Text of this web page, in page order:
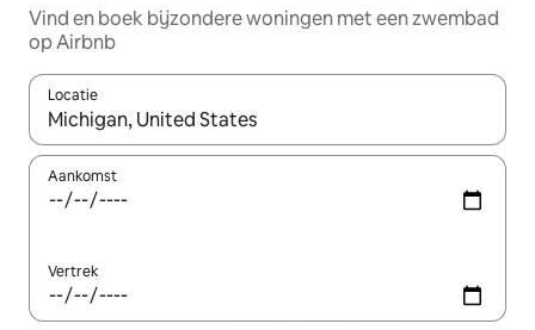
Vind en boek bijzondere woningen met een zwembad
op Airbnb
Locatie
Wanneer er suggesties beschikbaar zijn, maak je een keuze
Aankomst
Vertrek